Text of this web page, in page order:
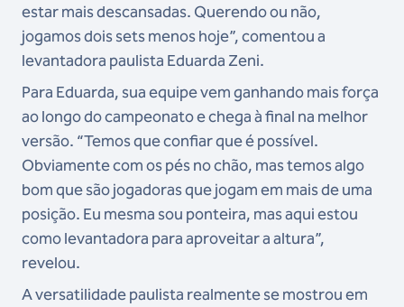
estar mais descansadas. Querendo ou não,
jogamos dois sets menos hoje”, comentou a
levantadora paulista Eduarda Zeni.
Para Eduarda, sua equipe vem ganhando mais força
ao longo do campeonato e chega à final na melhor
versão. “Temos que confiar que é possível.
Obviamente com os pés no chão, mas temos algo
bom que são jogadoras que jogam em mais de uma
posição. Eu mesma sou ponteira, mas aqui estou
como levantadora para aproveitar a altura”,
revelou.
A versatilidade paulista realmente se mostrou em